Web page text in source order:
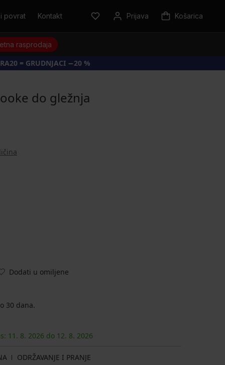
povrat Kontakt Prijava Košarica
rasprodaja
= GRUDNJACI −20 %
do gležnja
Dodati u omiljene
30 dana.
11. 8. 2026 do 12. 8. 2026
ODRŽAVANJE I PRANJE